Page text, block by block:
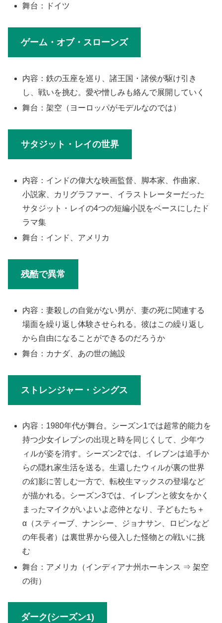
舞台：ドイツ
ゲーム・オブ・スローンズ
内容：鉄の玉座を巡り、諸王国・諸侯が駆け引き
し、戦いを挑む。愛や憎しみも絡んで展開していく
舞台：架空（ヨーロッパがモデルなのでは）
サタジット・レイの世界
内容：インドの偉大な映画監督、脚本家、作曲家、
小説家、カリグラファー、イラストレーターだった
サタジット・レイの4つの短編小説をベースにしたド
ラマ集
舞台：インド、アメリカ
残酷で異常
内容：妻殺しの自覚がない男が、妻の死に関連する
場面を繰り返し体験させられる。彼はこの繰り返し
から自由になることができるのだろうか
舞台：カナダ、あの世の施設
ストレンジャー・シングス
内容：1980年代が舞台。シーズン1では超常的能力を
持つ少女イレブンの出現と時を同じくして、少年ウ
ィルが姿を消す。シーズン2では、イレブンは追手か
らの隠れ家生活を送る。生還したウィルが裏の世界
の幻影に苦しむ一方で、転校生マックスの登場など
が描かれる。シーズン3では、イレブンと彼女をかく
まったマイクがいよいよ恋仲となり、子どもたち＋
α（スティーブ、ナンシー、ジョナサン、ロビンなど
の年長者）は裏世界から侵入した怪物との戦いに挑
む
舞台：アメリカ（インディアナ州ホーキンス ⇒ 架空
の街）
ダーク(シーズン1)